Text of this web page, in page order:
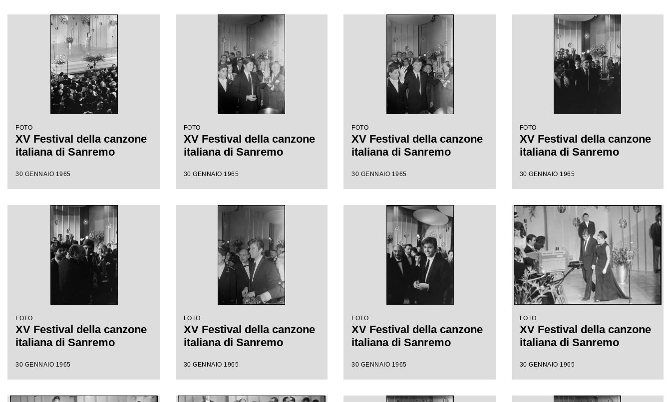
FOTO
XV Festival della canzone
italiana di Sanremo
30 GENNAIO 1965
FOTO
XV Festival della canzone
italiana di Sanremo
30 GENNAIO 1965
FOTO
XV Festival della canzone
italiana di Sanremo
30 GENNAIO 1965
FOTO
XV Festival della canzone
italiana di Sanremo
30 GENNAIO 1965
FOTO
XV Festival della canzone
italiana di Sanremo
30 GENNAIO 1965
FOTO
XV Festival della canzone
italiana di Sanremo
30 GENNAIO 1965
FOTO
XV Festival della canzone
italiana di Sanremo
30 GENNAIO 1965
FOTO
XV Festival della canzone
italiana di Sanremo
30 GENNAIO 1965